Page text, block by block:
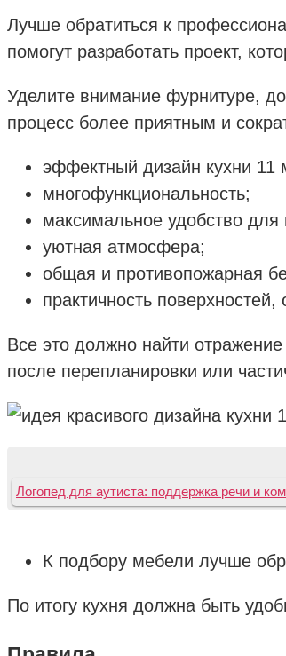
Лучше обратиться к
помогут разработать проект,
Уделите внимание фурнитуре,
процесс более приятным и
эффектный дизайн кухни 11
многофункциональность;
максимальное удобство для
уютная атмосфера;
общая и противопожарная
практичность поверхностей,
Все это должно найти
после перепланировки или
Логопед для аутиста: поддержка речи и
К подбору мебели лучше
По итогу кухня должна быть